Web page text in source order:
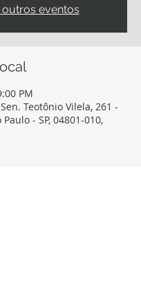
outros eventos
PM
Teotônio Vilela, 261 -
- SP, 04801-010,